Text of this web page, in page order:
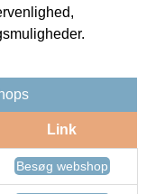
Link
Besøg webshop